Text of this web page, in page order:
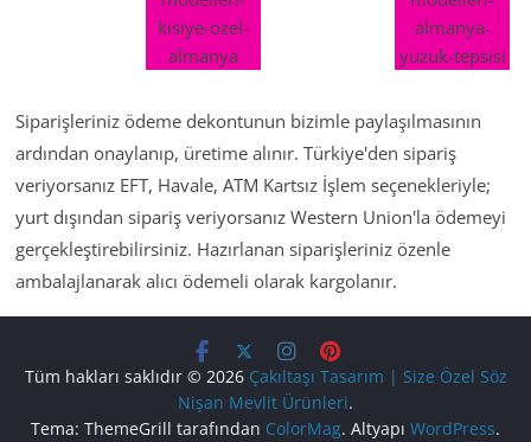
Siparişleriniz ödeme dekontunun bizimle paylaşılmasının
ardından onaylanıp, üretime alınır. Türkiye'den sipariş
veriyorsanız EFT, Havale, ATM Kartsız İşlem seçenekleriyle;
yurt dışından sipariş veriyorsanız Western Union'la ödemeyi
gerçekleştirebilirsiniz. Hazırlanan siparişleriniz özenle
ambalajlanarak alıcı ödemeli olarak kargolanır.
Tüm hakları saklıdır © 2026 Çakıltaşı Tasarım | Size Özel Söz
Nişan Mevlit Ürünleri.
Tema: ThemeGrill tarafından ColorMag. Altyapı WordPress.